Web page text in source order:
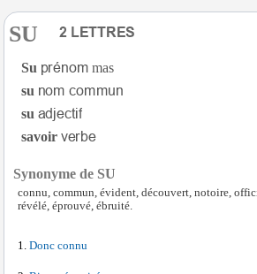
SU
Su
mas
su
su
savoir
Synonyme de SU
connu, commun, évident, découvert, notoire,
révélé, éprouvé, ébruité.
Donc connu